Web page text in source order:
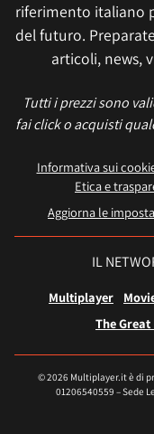
riferimento italiano
del futuro.
articoli, news,
Tutti i prezzi sono
fai click o acquisti
Informativa sui
Etica e
Aggiorna le
IL
Multiplayer
The Great
© 2026 Multiplayer.it è di
01206540559 – Sede